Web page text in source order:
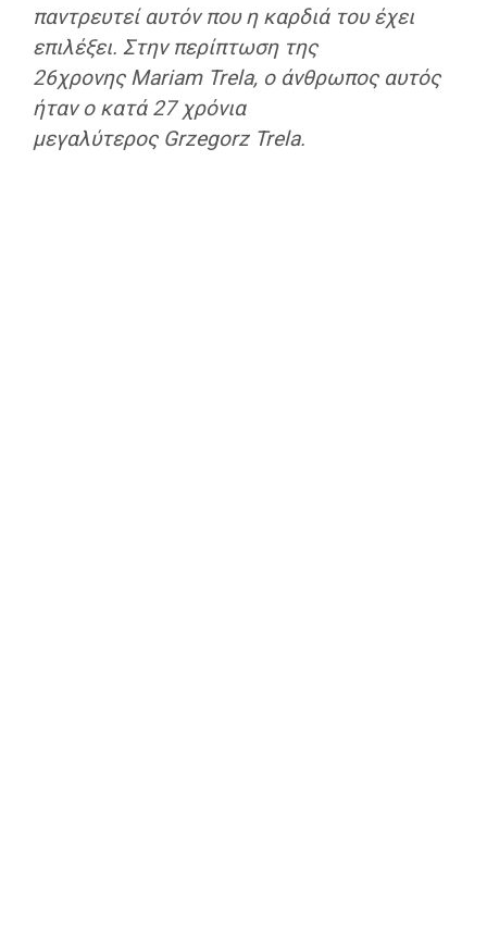
παντρευτεί αυτόν που η καρδιά του έχει
επιλέξει. Στην περίπτωση της
26χρονης Mariam Trela, ο άνθρωπος αυτός
ήταν ο κατά 27 χρόνια
μεγαλύτερος Grzegorz Trela.